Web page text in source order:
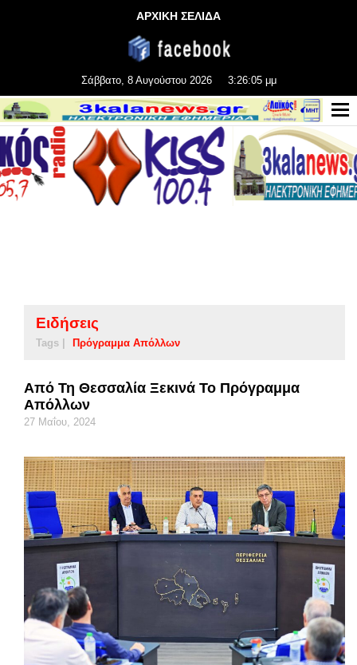
ΑΡΧΙΚΗ ΣΕΛΙΔΑ
Σάββατο, 8 Αυγούστου 2026 3:26:05 μμ
Ειδήσεις
Tags | Πρόγραμμα Απόλλων
Από Τη Θεσσαλία Ξεκινά Το Πρόγραμμα
Απόλλων
27 Μαΐου, 2024